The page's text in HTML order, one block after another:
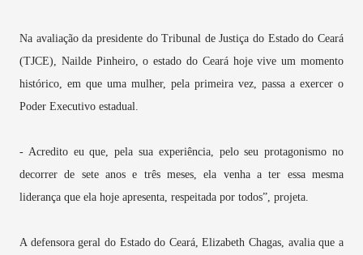
Na avaliação da presidente do Tribunal de Justiça do Estado do Ceará
(TJCE), Nailde Pinheiro, o estado do Ceará hoje vive um momento
histórico, em que uma mulher, pela primeira vez, passa a exercer o
Poder Executivo estadual.
- Acredito eu que, pela sua experiência, pelo seu protagonismo no
decorrer de sete anos e três meses, ela venha a ter essa mesma
liderança que ela hoje apresenta, respeitada por todos”, projeta.
A defensora geral do Estado do Ceará, Elizabeth Chagas, avalia que a